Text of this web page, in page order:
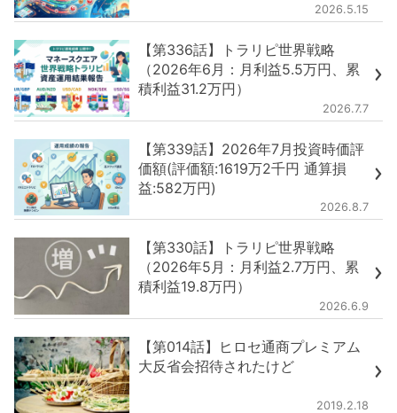
2026.5.15
【第336話】トラリピ世界戦略
（2026年6月：月利益5.5万円、累
積利益31.2万円）
2026.7.7
【第339話】2026年7月投資時価評
価額(評価額:1619万2千円 通算損
益:582万円)
2026.8.7
【第330話】トラリピ世界戦略
（2026年5月：月利益2.7万円、累
積利益19.8万円）
2026.6.9
【第014話】ヒロセ通商プレミアム
大反省会招待されたけど
2019.2.18